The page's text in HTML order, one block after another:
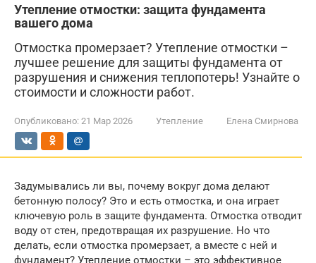
Утепление отмостки: защита фундамента
вашего дома
Отмостка промерзает? Утепление отмостки –
лучшее решение для защиты фундамента от
разрушения и снижения теплопотерь! Узнайте о
стоимости и сложности работ.
Опубликовано: 21 Мар 2026 Утепление Елена Смирнова
Задумывались ли вы, почему вокруг дома делают
бетонную полосу? Это и есть отмостка, и она играет
ключевую роль в защите фундамента. Отмостка отводит
воду от стен, предотвращая их разрушение. Но что
делать, если отмостка промерзает, а вместе с ней и
фундамент? Утепление отмостки – это эффективное